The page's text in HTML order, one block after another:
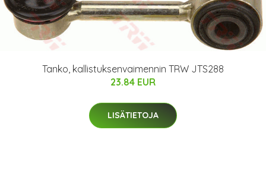
Tanko, kallistuksenvaimennin TRW JTS288
23.84 EUR
LISÄTIETOJA